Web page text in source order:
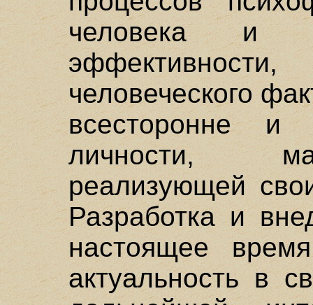
человека и
человеческого
всесторонне и
личности,
реализующей
Разработка и
настоящее
актуальность в